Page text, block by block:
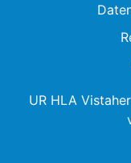
UR HLA